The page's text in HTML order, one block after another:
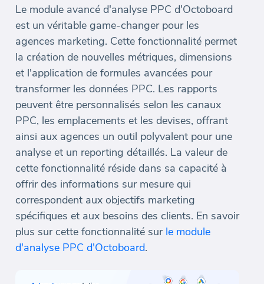
Le module avancé d'analyse PPC d'Octoboard
est un véritable game-changer pour les
agences marketing. Cette fonctionnalité permet
la création de nouvelles métriques, dimensions
et l'application de formules avancées pour
transformer les données PPC. Les rapports
peuvent être personnalisés selon les canaux
PPC, les emplacements et les devises, offrant
ainsi aux agences un outil polyvalent pour une
analyse et un reporting détaillés. La valeur de
cette fonctionnalité réside dans sa capacité à
offrir des informations sur mesure qui
correspondent aux objectifs marketing
spécifiques et aux besoins des clients. En savoir
plus sur cette fonctionnalité sur le module
d'analyse PPC d'Octoboard.